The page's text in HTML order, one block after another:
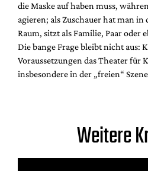
die Maske auf haben muss,
agieren; als Zuschauer hat man in
Raum, sitzt als Familie, Paar oder
Die bange Frage bleibt nicht aus:
Voraussetzungen das Theater für
insbesondere in der „freien“
Weitere